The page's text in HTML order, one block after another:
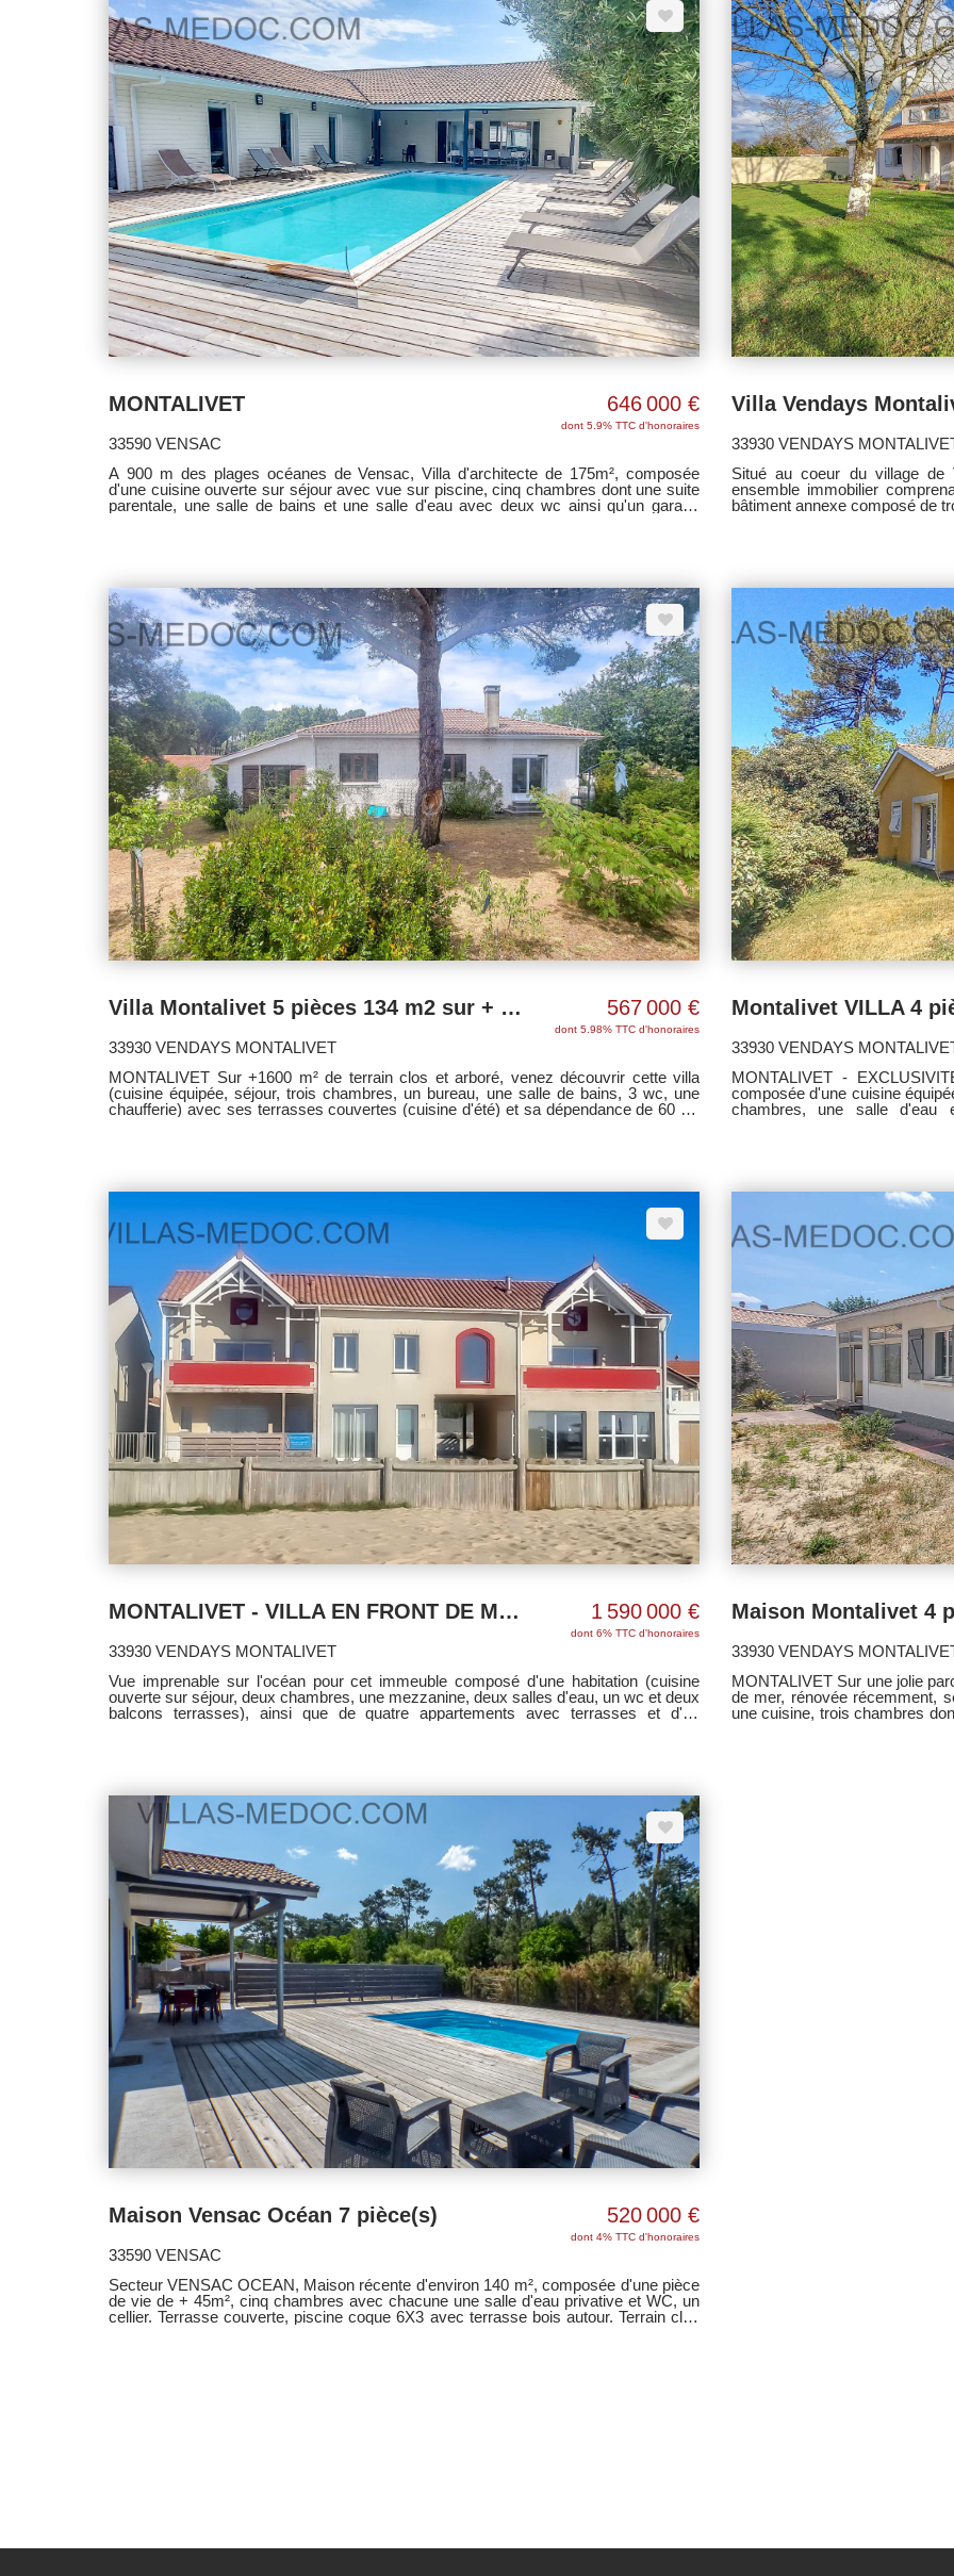
MONTALIVET 646 000 €
dont 5.9% TTC d'honoraires
33590 VENSAC
A 900 m des plages océanes de Vensac, Villa d'architecte de 175m², composée
d'une cuisine ouverte sur séjour avec vue sur piscine, cinq chambres dont une suite
parentale, une salle de bains et une salle d'eau avec deux wc ainsi qu'un garage
33930 VENDAYS
Situé au coeur du village de
ensemble immobilier
bâtiment annexe composé de trois
Villa Montalivet 5 pièces 134 m2 sur + 1600 m² de terrain 567 000 €
dont 5.98% TTC d'honoraires
33930 VENDAYS MONTALIVET
MONTALIVET Sur +1600 m² de terrain clos et arboré, venez découvrir cette villa
(cuisine équipée, séjour, trois chambres, un bureau, une salle de bains, 3 wc, une
chaufferie) avec ses terrasses couvertes (cuisine d'été) et sa dépendance de 60 m²
33930 VENDAYS
MONTALIVET -
composée d'une cuisine
chambres, une salle d'eau
MONTALIVET - VILLA EN FRONT DE MER 1 590 000 €
dont 6% TTC d'honoraires
33930 VENDAYS MONTALIVET
Vue imprenable sur l'océan pour cet immeuble composé d'une habitation (cuisine
ouverte sur séjour, deux chambres, une mezzanine, deux salles d'eau, un wc et deux
balcons terrasses), ainsi que de quatre appartements avec terrasses et d'un
Maison Montalivet 4
33930 VENDAYS
MONTALIVET Sur une jolie
de mer, rénovée récemment,
une cuisine, trois chambres
Maison Vensac Océan 7 pièce(s) 520 000 €
dont 4% TTC d'honoraires
33590 VENSAC
Secteur VENSAC OCEAN, Maison récente d'environ 140 m², composée d'une pièce
de vie de + 45m², cinq chambres avec chacune une salle d'eau privative et WC, un
cellier. Terrasse couverte, piscine coque 6X3 avec terrasse bois autour. Terrain clos